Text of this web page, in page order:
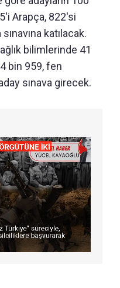
Arapça, 822'si
katılacak.
bilimlerinde 41
bin 959, fen
sınava girecek.